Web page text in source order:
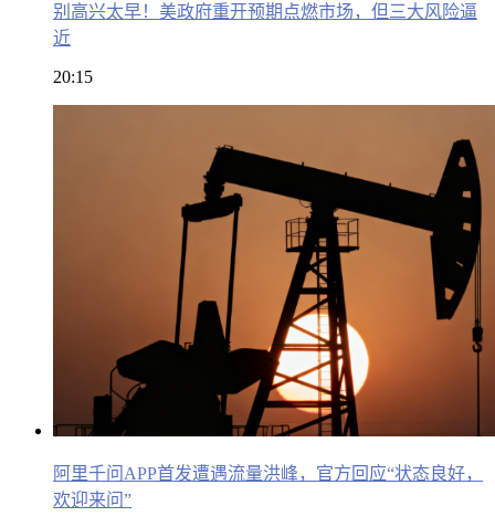
别高兴太早！美政府重开预期点燃市场，但三大风险逼
近
20:15
阿里千问APP首发遭遇流量洪峰，官方回应“状态良好，
欢迎来问”